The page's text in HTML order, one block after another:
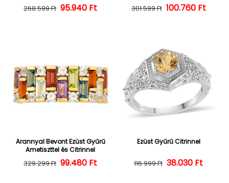
Normál ár
268.599 Ft Kedvezményes ár
95.940 Ft Normál ár
301.599 Ft 100.760 Ft
Arannyal Bevont Ezüst Gyűrű
Ametiszttel és Citrinnel
Normál ár
329.299 Ft Kedvezményes ár
99.480 Ft
Ezüst Gyűrű Citrinnel
Normál ár
116.999 Ft 38.030 Ft